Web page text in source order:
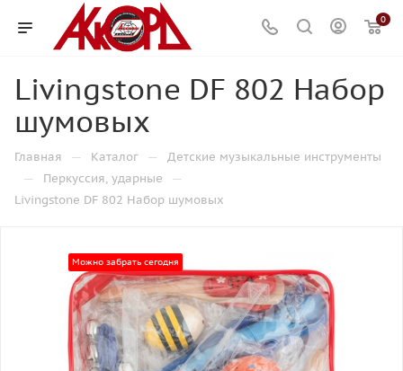
0
Livingstone DF 802 Набор
шумовых
Главная — Каталог — Детские музыкальные инструменты
— Перкуссия, ударные —
Livingstone DF 802 Набор шумовых
Можно забрать сегодня